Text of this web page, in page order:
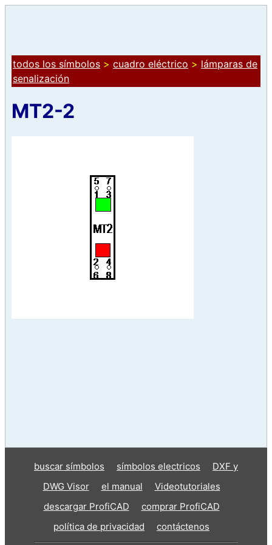
todos los símbolos > cuadro eléctrico > lámparas de
senalización
MT2-2
buscar símbolos símbolos electricos
DXF y
DWG Visor
el manual
Videotutoriales
descargar ProfiCAD
comprar ProfiCAD
política de privacidad
contáctenos